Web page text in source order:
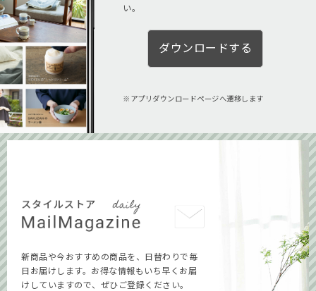
い。
ダウンロードする
アプリダウンロードページへ遷移します
新商品や今おすすめの商品を、日替わりで毎
日お届けします。お得な情報もいち早くお届
けしていますので、ぜひご登録ください。